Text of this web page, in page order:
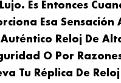
Es Entonces
Esa Sensación
Auténtico Reloj De
O Por
Tu Réplica De